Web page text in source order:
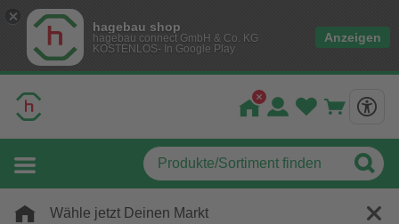
hagebau shop
hagebau connect GmbH & Co. KG
KOSTENLOS- In Google Play
Anzeigen
Wähle jetzt Deinen Markt